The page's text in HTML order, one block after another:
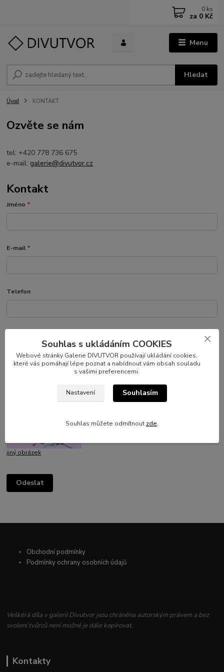
Menu
Hledat
0 ks
za 0 Kč
Úvod KONTAKT
Ozvěte se nám
tel: +420 778 736 675
e-mail: galerie@divutvor.cz
Kontakt
Jméno *
E-mail *
Telefon
Opište text z obrázku *
jiný obrázek
Obchodní podmínky
Podmínky ochrany osobních údajů
Veškérá díla v galerii Divutvor jsou chráněna autorským právem a bez
svolení tvůrců není možné je dále kopírovat.
Kontakty
Souhlas s ukládáním COOKIES
Webové stránky Galerie DIVUTVOR používají ukládání cookies,
které vás pomáhají lépe poznat a nabídnout vám obsah souladu
s vašimi preferencemi.
Nastavení Souhlasím
Souhlas můžete odmítnout zde.